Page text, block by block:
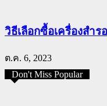
วิธีเลือกซื้อเครื่องสำร
ต.ค. 6, 2023
Don't Miss Popular